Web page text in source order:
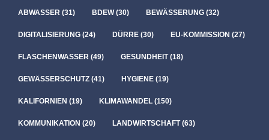
ABWASSER (31) BDEW(30) BEWÄSSERUNG (32)
DIGITALISIERUNG (24) DÜRRE (30) EU-KOMMISSION (27)
FLASCHENWASSER (49) GESUNDHEIT(18)
GEWÄSSERSCHUTZ (41) HYGIENE (19)
KALIFORNIEN (19) KLIMAWANDEL (150)
KOMMUNIKATION (20) LANDWIRTSCHAFT(63)